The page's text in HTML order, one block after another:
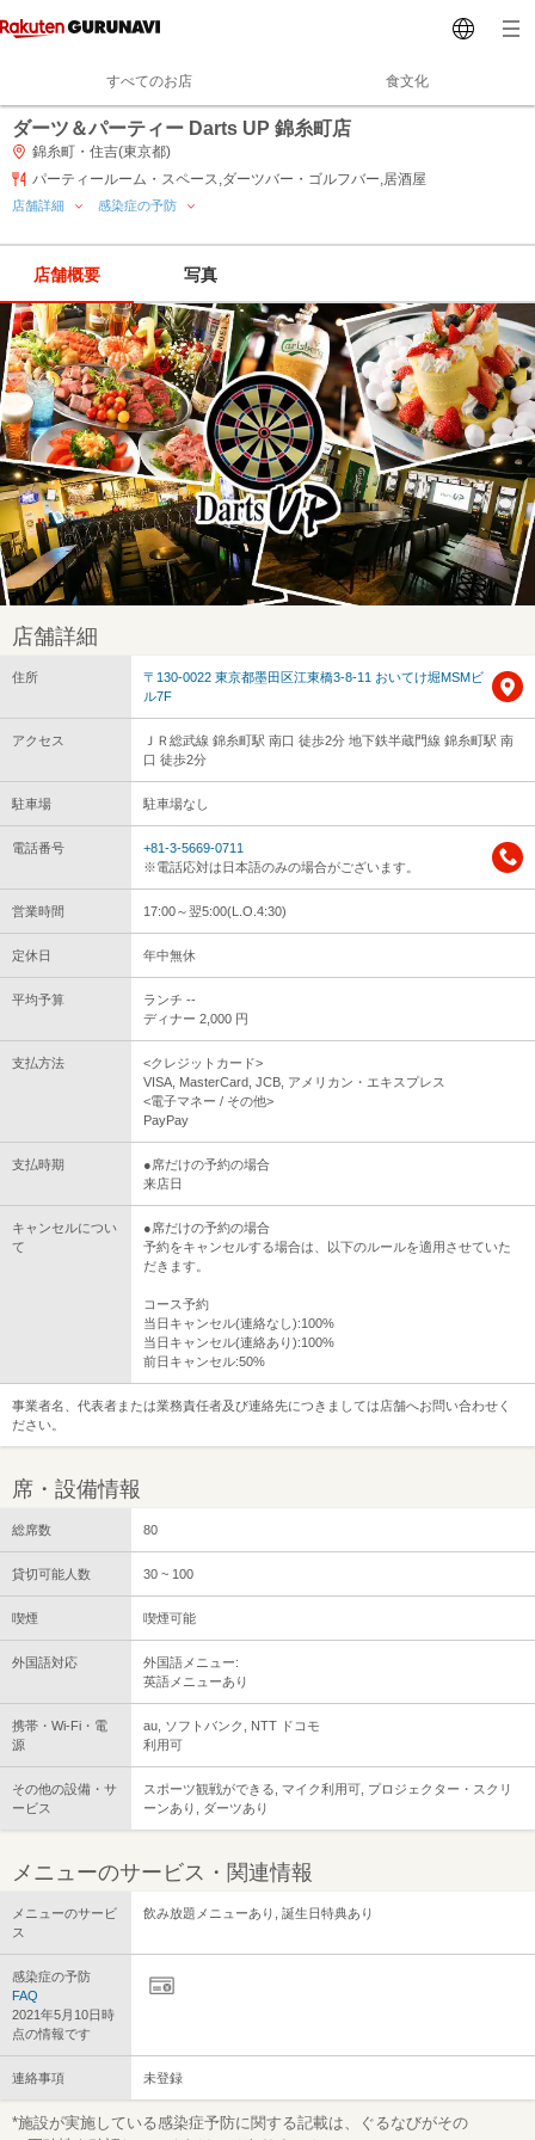
すべてのお店 食文化
ダーツ＆パーティー Darts UP 錦糸町店
錦糸町・住吉(東京都)
パーティールーム・スペース,ダーツバー・ゴルフバー,居酒屋
店舗詳細 感染症の予防
店舗概要 写真
店舗詳細
住所
〒130-0022 東京都墨田区江東橋3-8-11 おいてけ堀MSMビ
ル7F
アクセス
ＪＲ総武線 錦糸町駅 南口 徒歩2分 地下鉄半蔵門線 錦糸町駅 南
口 徒歩2分
駐車場 駐車場なし
電話番号
+81-3-5669-0711
※電話応対は日本語のみの場合がございます。
営業時間 17:00～翌5:00(L.O.4:30)
定休日 年中無休
平均予算
ランチ --
ディナー 2,000 円
支払方法
<クレジットカード>
VISA, MasterCard, JCB, アメリカン・エキスプレス
<電子マネー / その他>
PayPay
支払時期
●席だけの予約の場合
来店日
キャンセルについ
て
●席だけの予約の場合
予約をキャンセルする場合は、以下のルールを適用させていた
だきます。
コース予約
当日キャンセル(連絡なし):100%
当日キャンセル(連絡あり):100%
前日キャンセル:50%
事業者名、代表者または業務責任者及び連絡先につきましては店舗へお問い合わせく
ださい。
席・設備情報
総席数 80
貸切可能人数 30 ~ 100
喫煙 喫煙可能
外国語対応
外国語メニュー:
英語メニューあり
携帯・Wi-Fi・電
源
au, ソフトバンク, NTT ドコモ
利用可
その他の設備・サ
ービス
スポーツ観戦ができる, マイク利用可, プロジェクター・スクリ
ーンあり, ダーツあり
メニューのサービス・関連情報
メニューのサービ
ス
飲み放題メニューあり, 誕生日特典あり
感染症の予防
FAQ
2021年5月10日時
点の情報です
連絡事項 未登録
*施設が実施している感染症予防に関する記載は、ぐるなびがその